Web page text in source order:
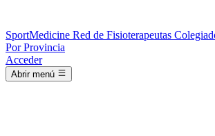
SportMedicine Red de Fisioterapeutas
Por Provincia
Acceder
Abrir menú